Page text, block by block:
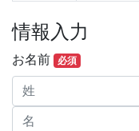
情報入力
お名前 必須